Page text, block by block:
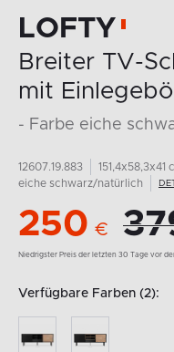
LOFTY
Breiter TV-
mit
- Farbe eiche
12607.19.883 151,4x58,3x41
eiche schwarz/natürlich
250 €
Niedrigster Preis der letzten 30 Tage vor
Verfügbare Farben (2):